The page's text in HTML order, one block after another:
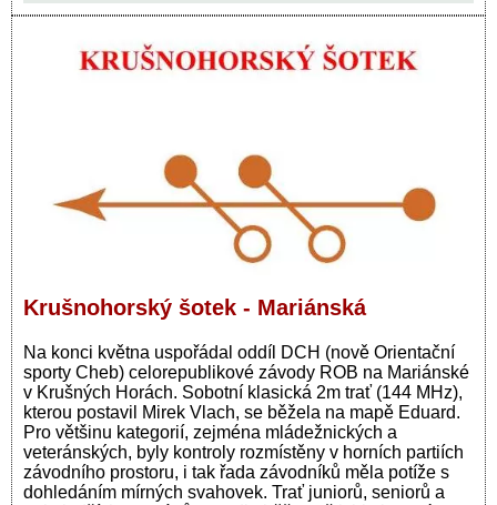
Krušnohorský šotek - Mariánská
Na konci května uspořádal oddíl DCH (nově Orientační
sporty Cheb) celorepublikové závody ROB na Mariánské
v Krušných Horách. Sobotní klasická 2m trať (144 MHz),
kterou postavil Mirek Vlach, se běžela na mapě Eduard.
Pro většinu kategorií, zejména mládežnických a
veteránských, byly kontroly rozmístěny v horních partiích
závodního prostoru, i tak řada závodníků měla potíže s
dohledáním mírných svahovek. Trať juniorů, seniorů a